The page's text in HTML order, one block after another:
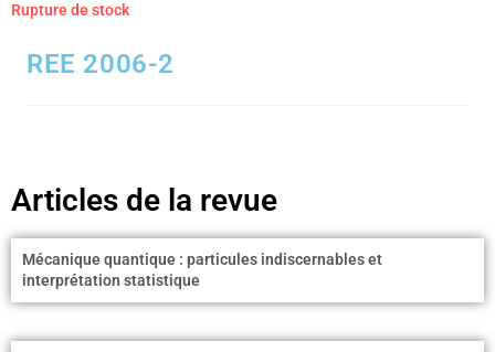
Rupture de stock
REE 2006-2
Articles de la revue
Mécanique quantique : particules indiscernables et
interprétation statistique